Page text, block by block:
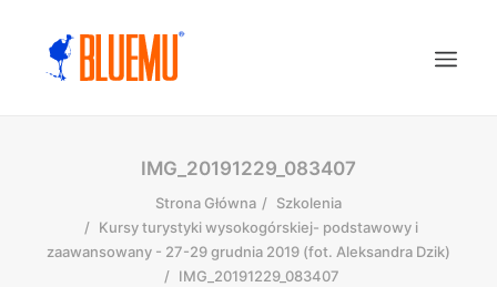
IMG_20191229_083407
Strona Główna
Szkolenia
Kursy turystyki wysokogórskiej- podstawowy i
zaawansowany - 27-29 grudnia 2019 (fot. Aleksandra Dzik)
IMG_20191229_083407